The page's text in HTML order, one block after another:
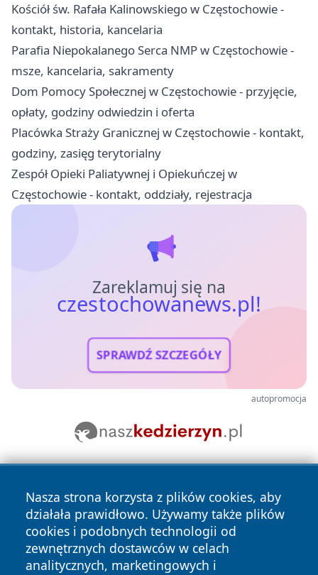
Kościół św. Rafała Kalinowskiego w Częstochowie -
kontakt, historia, kancelaria
Parafia Niepokalanego Serca NMP w Częstochowie -
msze, kancelaria, sakramenty
Dom Pomocy Społecznej w Częstochowie - przyjęcie,
opłaty, godziny odwiedzin i oferta
Placówka Straży Granicznej w Częstochowie - kontakt,
godziny, zasięg terytorialny
Zespół Opieki Paliatywnej i Opiekuńczej w
Częstochowie - kontakt, oddziały, rejestracja
Zareklamuj się na
czestochowanews.pl!
SPRAWDŹ SZCZEGÓŁY
autopromocja
Nasza strona korzysta z plików cookies, aby
działała prawidłowo. Używamy także plików
cookies i podobnych technologii od
zewnętrznych dostawców w celach
analitycznych, marketingowych i
Copyright © 2026 czestochowanews.pl Wszystkie prawa